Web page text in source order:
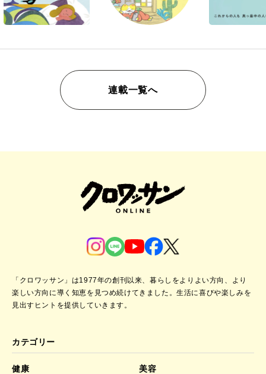
連載一覧へ
「クロワッサン」は1977年の創刊以来、暮らしをよりよい方向、より
楽しい方向に導く知恵を見つめ続けてきました。生活に喜びや楽しみを
見出すヒントを提供していきます。
カテゴリー
健康
美容